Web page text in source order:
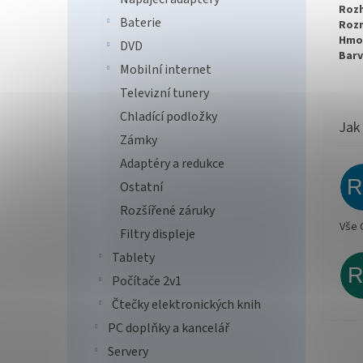
Baterie
DVD
Mobilní internet
Televizní tunery
Chladící podložky
Zámky
Adaptéry a redukce
Ostatní
Rozšířené záruky
Filtry displeje
Tablety
Počítače 2v1
Čtečky elektronických knih
PC doplňky a kancelář
Servery
Vše